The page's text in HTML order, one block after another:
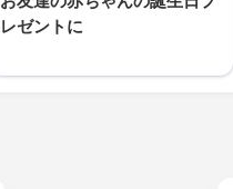
レゼントに